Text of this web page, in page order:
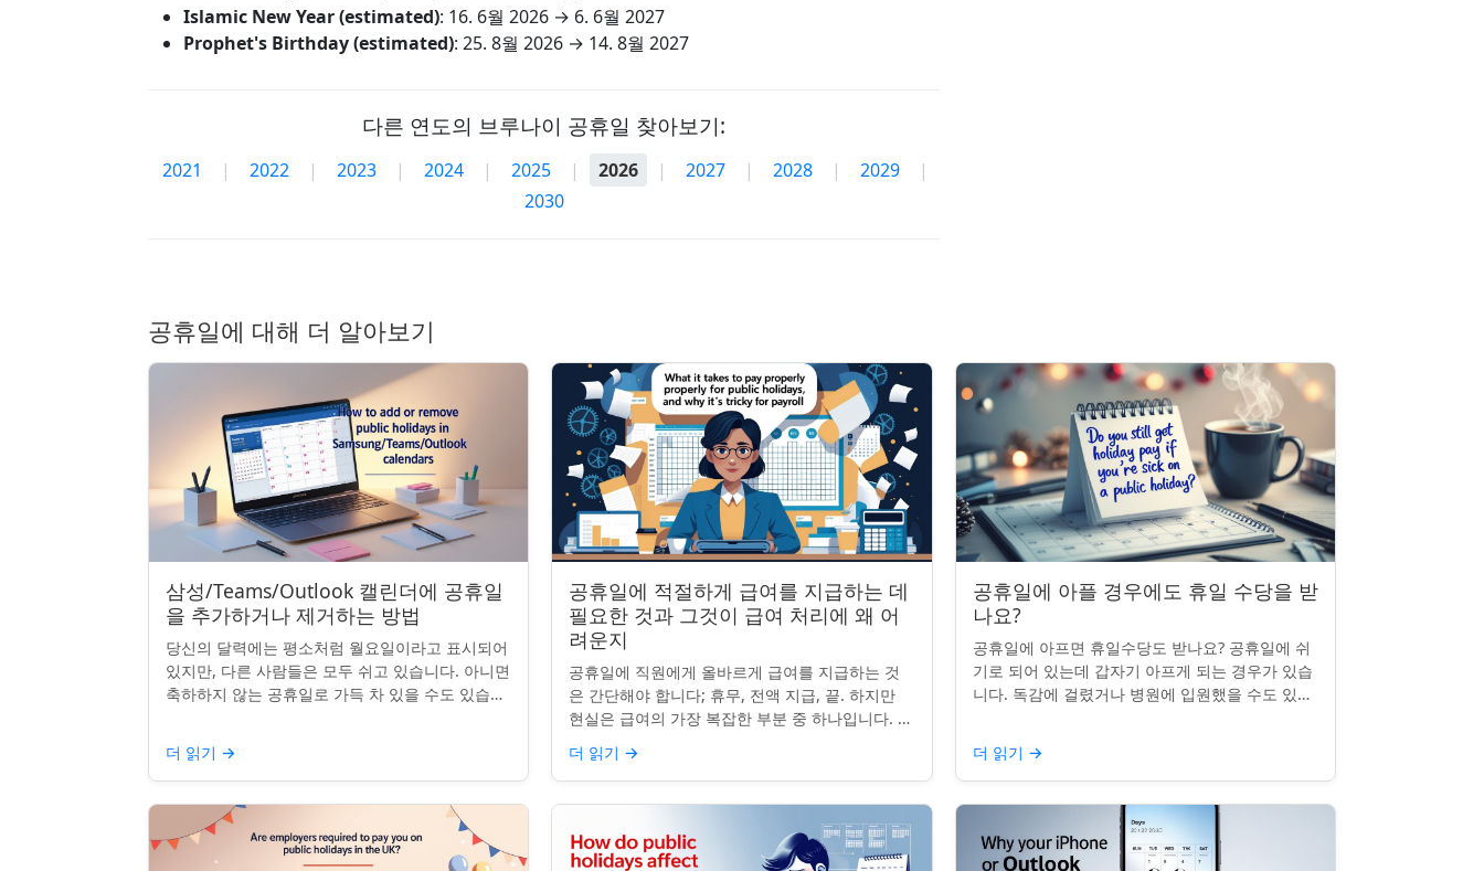
Islamic New Year (estimated): 16. 6월 2026 → 6. 6월 2027
Prophet's Birthday (estimated): 25. 8월 2026 → 14. 8월 2027
다른 연도의 브루나이 공휴일 찾아보기:
2021 | 2022 | 2023 | 2024 | 2025 | 2026 | 2027 | 2028 | 2029
|
2030
공휴일에 대해 더 알아보기
삼성/Teams/Outlook 캘린더에 공휴일
을 추가하거나 제거하는 방법
당신의 달력에는 평소처럼 월요일이라고 표시되어
있지만, 다른 사람들은 모두 쉬고 있습니다. 아니면
축하하지 않는 공휴일로 가득 차 있을 수도 있습니
더 읽기 →
공휴일에 적절하게 급여를 지급하는 데
필요한 것과 그것이 급여 처리에 왜 어
려운지
공휴일에 직원에게 올바르게 급여를 지급하는 것
은 간단해야 합니다; 휴무, 전액 지급, 끝. 하지만
현실은 급여의 가장 복잡한 부분 중 하나입니다. 계
약서, 근무 시간, 휴일 규칙이 달라지면 하나의 공
휴일이 준수 문제...
더 읽기 →
공휴일에 아플 경우에도 휴일 수당을 받
나요?
공휴일에 아프면 휴일수당도 받나요? 공휴일에 쉬
기로 되어 있는데 갑자기 아프게 되는 경우가 있습
니다. 독감에 걸렸거나 병원에 입원했을 수도 있죠.
더 읽기 →